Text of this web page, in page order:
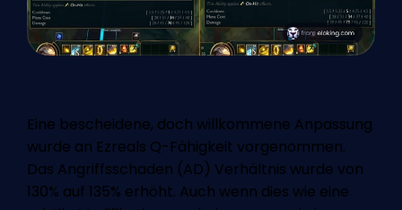
Eine bescheidene, doch willkommene Anpassung
wurde an Ezreals Q-Fähigkeit vorgenommen.
Das Angriffsschaden (AD) Verhältnis wurde von
130% auf 135% erhöht. Auch wenn dies wie eine